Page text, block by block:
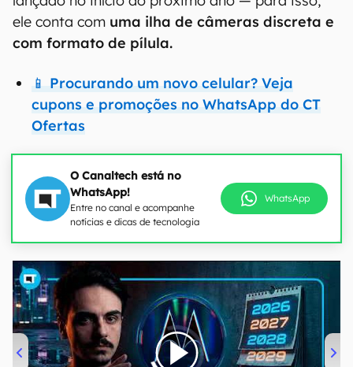
ele conta com uma ilha de câmeras discreta e
com formato de pílula.
📱 Procurando um novo celular? Veja
cupons e promoções no WhatsApp do CT
Ofertas
O Canaltech está no
WhatsApp!
Entre no canal e acompanhe
notícias e dicas de tecnologia
WhatsApp